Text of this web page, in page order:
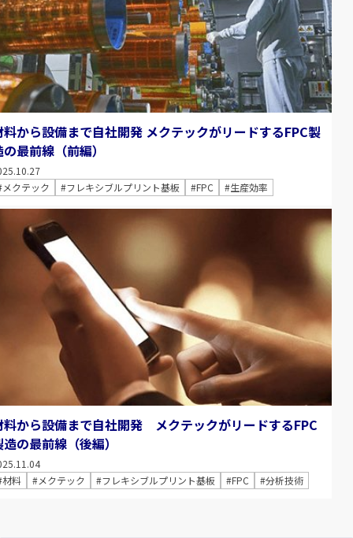
料から設備まで自社開発 メクテックがリードするFPC製
最前線（前編）
メクテック
#フレキシブルプリント基板 #FPC #生産効率
料から設備まで自社開発 メクテックがリードするFPC
の最前線（後編）
材料
#メクテック #フレキシブルプリント基板 #FPC #分析技術